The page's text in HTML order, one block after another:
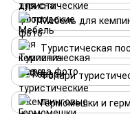
Мебель для
Туристическая
Фонари
Гермомешки и